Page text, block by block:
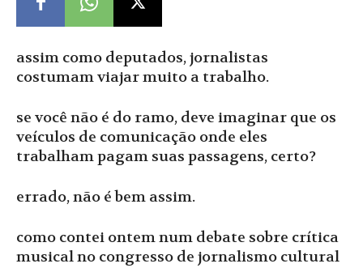
assim como deputados, jornalistas
costumam viajar muito a trabalho.
se você não é do ramo, deve imaginar que os
veículos de comunicação onde eles
trabalham pagam suas passagens, certo?
errado, não é bem assim.
como contei ontem num debate sobre crítica
musical no congresso de jornalismo cultural